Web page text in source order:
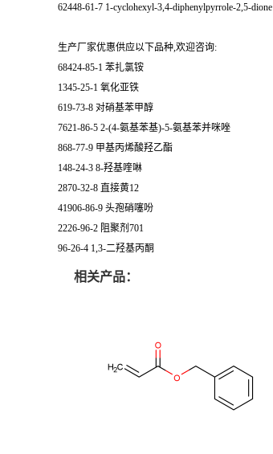
62448-61-7 1-cyclohexyl-3,4-diphenylpyrrole-2,5-dione
生产厂家优惠供应以下品种,欢迎咨询:
68424-85-1 苯扎氯铵
1345-25-1 氧化亚铁
619-73-8 对硝基苯甲醇
7621-86-5 2-(4-氨基苯基)-5-氨基苯并咪唑
868-77-9 甲基丙烯酸羟乙酯
148-24-3 8-羟基喹啉
2870-32-8 直接黄12
41906-86-9 头孢硝噻吩
2226-96-2 阻聚剂701
96-26-4 1,3-二羟基丙酮
相关产品：